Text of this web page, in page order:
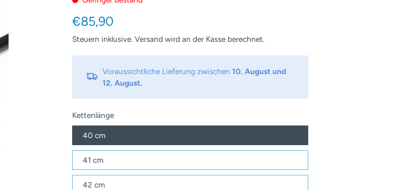
€85,90
Steuern inklusive. Versand wird an der Kasse berechnet.
Voraussichtliche Lieferung zwischen 10. August und
12. August.
Kettenlänge
40 cm
41 cm
42 cm